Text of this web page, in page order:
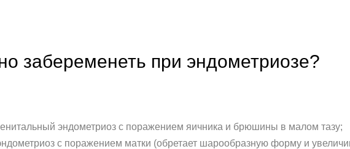
забеременеть при эндометриозе?
эндометриоз с поражением яичника и брюшины в малом тазу;
с поражением матки (обретает шарообразную форму и